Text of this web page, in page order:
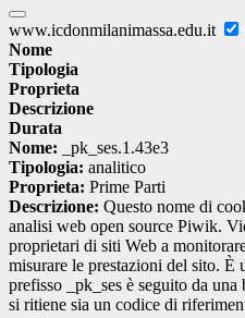
www.icdonmilanimassa.edu.it
Nome
Tipologia
Proprieta
Descrizione
Durata
Nome: _pk_ses.1.43e3
Tipologia: analitico
Proprieta: Prime Parti
Descrizione: Questo nome di
analisi web open source Piwik.
proprietari di siti Web a
misurare le prestazioni del sito.
prefisso _pk_ses è seguito da
si ritiene sia un codice di